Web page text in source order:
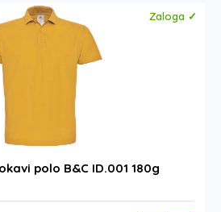
Zaloga ✓
polo B&C ID.001 180g